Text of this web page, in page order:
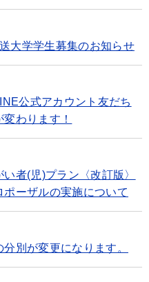
大学学生募集のお知らせ
公式アカウント友だち
わります！
者(児)プラン〈改訂版〉
ーザルの実施について
別が変更になります。